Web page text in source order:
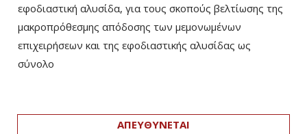
εφοδιαστική αλυσίδα, για τους σκοπούς βελτίωσης της
μακροπρόθεσμης απόδοσης των μεμονωμένων
επιχειρήσεων και της εφοδιαστικής αλυσίδας ως
σύνολο
ΑΠΕΥΘΥΝΕΤΑΙ